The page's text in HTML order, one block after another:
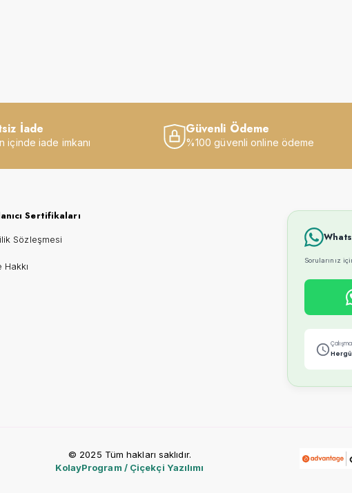
İade
içinde iade imkanı
Güvenli Ödeme
%100 güvenli online ödeme
Sertifikaları
Sözleşmesi
Hakkı
Sorularınız
© 2025 Tüm hakları saklıdır.
KolayProgram / Çiçekçi Yazılımı